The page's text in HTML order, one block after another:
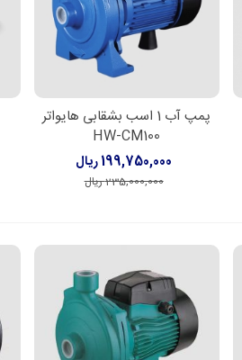
افزودن به سبد خرید
پمپ آب 1 اسب بشقابی هایواتر
HW-CM100
199,750,000 ریال
235,000,000 ریال